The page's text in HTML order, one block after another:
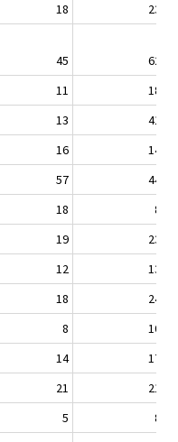
18
23
45
62
11
18
13
41
16
14
57
44
18
8
19
23
12
13
18
24
8
10
14
17
21
21
5
8